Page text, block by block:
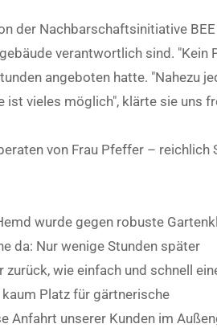
der Nachbarschaftsinitiative
verantwortlich sind.
angeboten hatte. "Nahezu
ist vieles möglich", klärte sie uns
von Frau Pfeffer – reichlich
wurde gegen robuste
da: Nur wenige Stunden später
wie einfach und schnell
Platz für gärtnerische
Anfahrt unserer Kunden im